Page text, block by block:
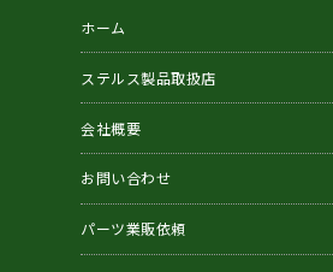
ホーム
ステルス製品取扱店
会社概要
お問い合わせ
パーツ業販依頼